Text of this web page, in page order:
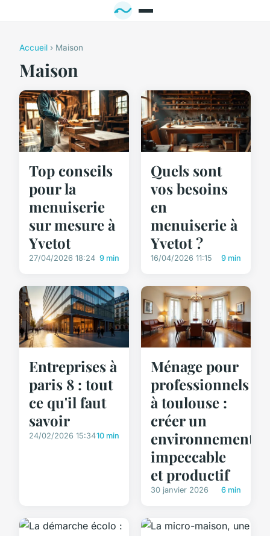
Accueil › Maison
Maison
Top conseils
pour la
menuiserie
sur mesure à
Yvetot
27/04/2026 18:24 9 min
Quels sont
vos besoins
en
menuiserie à
Yvetot ?
16/04/2026 11:15 9 min
Entreprises à
paris 8 : tout
ce qu'il faut
savoir
24/02/2026 15:3410 min
Ménage pour
professionnels
à toulouse :
créer un
environnement
impeccable
et productif
30 janvier 2026 6 min